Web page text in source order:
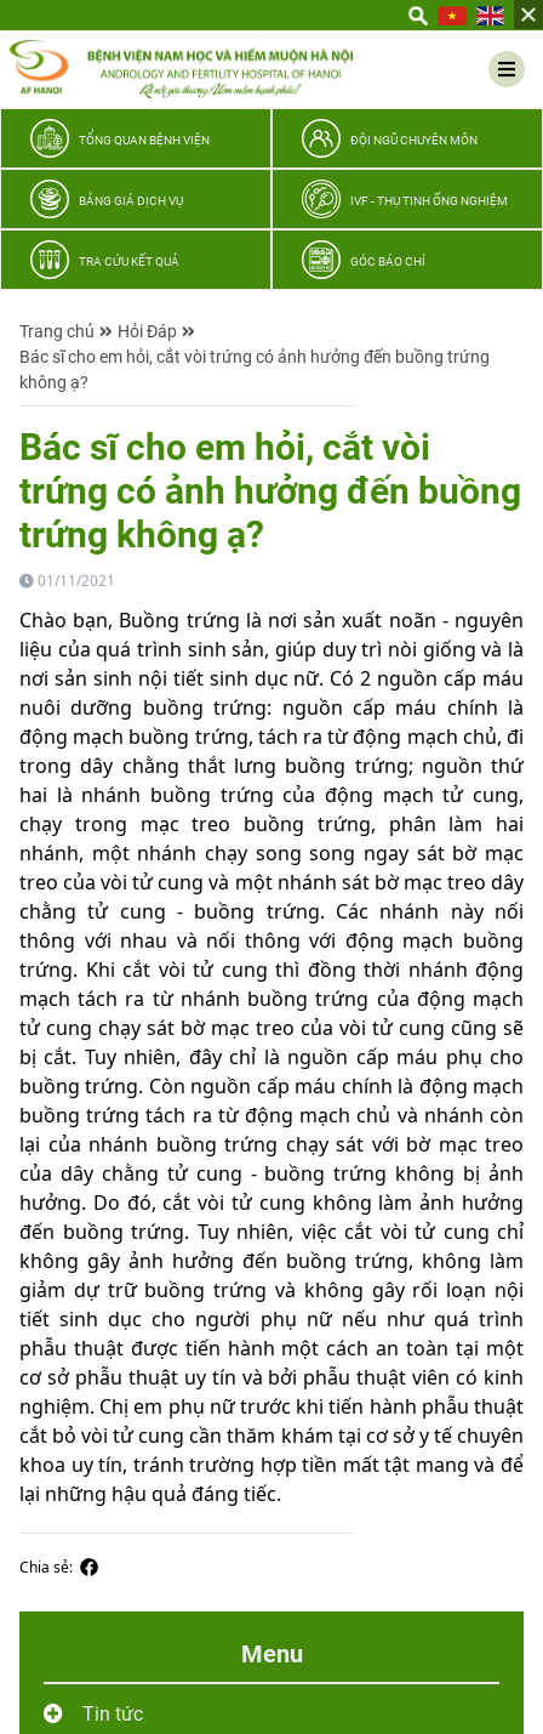
thương
TỔNG QUAN BỆNH VIỆN ĐỘI NGŨ CHUYÊN MÔN
BẢNG GIÁ DỊCH VỤ IVF - THỤ TINH ỐNG NGHIỆM
TRA CỨU KẾT QUẢ GÓC BÁO CHÍ
Trang chủ
Hỏi Đáp
Bác sĩ cho em hỏi, cắt vòi trứng có ảnh hưởng đến buồng trứng
không ạ?
Bác sĩ cho em hỏi, cắt vòi
trứng có ảnh hưởng đến buồng
trứng không ạ?
01/11/2021
Chào bạn, Buồng trứng là nơi sản xuất noãn - nguyên
liệu của quá trình sinh sản, giúp duy trì nòi giống và là
nơi sản sinh nội tiết sinh dục nữ. Có 2 nguồn cấp máu
nuôi dưỡng buồng trứng: nguồn cấp máu chính là
động mạch buồng trứng, tách ra từ động mạch chủ, đi
trong dây chằng thắt lưng buồng trứng; nguồn thứ
hai là nhánh buồng trứng của động mạch tử cung,
chạy trong mạc treo buồng trứng, phân làm hai
nhánh, một nhánh chạy song song ngay sát bờ mạc
treo của vòi tử cung và một nhánh sát bờ mạc treo dây
chằng tử cung - buồng trứng. Các nhánh này nối
thông với nhau và nối thông với động mạch buồng
trứng. Khi cắt vòi tử cung thì đồng thời nhánh động
mạch tách ra từ nhánh buồng trứng của động mạch
tử cung chạy sát bờ mạc treo của vòi tử cung cũng sẽ
bị cắt. Tuy nhiên, đây chỉ là nguồn cấp máu phụ cho
buồng trứng. Còn nguồn cấp máu chính là động mạch
buồng trứng tách ra từ động mạch chủ và nhánh còn
lại của nhánh buồng trứng chạy sát với bờ mạc treo
của dây chằng tử cung - buồng trứng không bị ảnh
hưởng. Do đó, cắt vòi tử cung không làm ảnh hưởng
đến buồng trứng. Tuy nhiên, việc cắt vòi tử cung chỉ
không gây ảnh hưởng đến buồng trứng, không làm
giảm dự trữ buồng trứng và không gây rối loạn nội
tiết sinh dục cho người phụ nữ nếu như quá trình
phẫu thuật được tiến hành một cách an toàn tại một
cơ sở phẫu thuật uy tín và bởi phẫu thuật viên có kinh
nghiệm. Chị em phụ nữ trước khi tiến hành phẫu thuật
cắt bỏ vòi tử cung cần thăm khám tại cơ sở y tế chuyên
khoa uy tín, tránh trường hợp tiền mất tật mang và để
lại những hậu quả đáng tiếc.
Chia sẻ:
Menu
Tin tức